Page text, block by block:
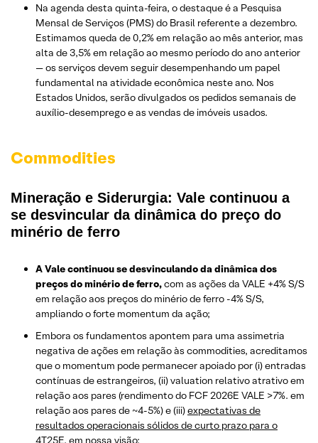
Na agenda desta quinta-feira, o destaque é a Pesquisa
Mensal de Serviços (PMS) do Brasil referente a dezembro.
Estimamos queda de 0,2% em relação ao mês anterior, mas
alta de 3,5% em relação ao mesmo período do ano anterior
— os serviços devem seguir desempenhando um papel
fundamental na atividade econômica neste ano. Nos
Estados Unidos, serão divulgados os pedidos semanais de
auxílio-desemprego e as vendas de imóveis usados.
Commodities
Mineração e Siderurgia: Vale continuou a
se desvincular da dinâmica do preço do
minério de ferro
A Vale continuou se desvinculando da dinâmica dos
preços do minério de ferro,com as ações da VALE +4% S/S
em relação aos preços do minério de ferro -4% S/S,
ampliando o forte momentum da ação;
Embora os fundamentos apontem para uma assimetria
negativa de ações em relação às commodities, acreditamos
que o momentum pode permanecer apoiado por (i) entradas
contínuas de estrangeiros, (ii) valuation relativo atrativo em
relação aos pares (rendimento do FCF 2026E VALE >7%. em
relação aos pares de ~4-5%) e (iii)expectativas de
resultados operacionais sólidos de curto prazo para o